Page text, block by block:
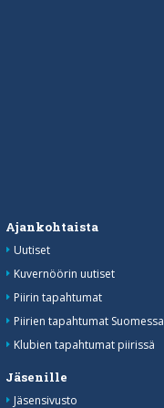
Ajankohtaista
Uutiset
Kuvernöörin uutiset
Piirin tapahtumat
Piirien tapahtumat Suomessa
Klubien tapahtumat piirissä
Jäsenille
Jäsensivusto